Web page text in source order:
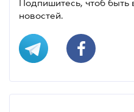
Подпишитесь, чтоб
новостей.